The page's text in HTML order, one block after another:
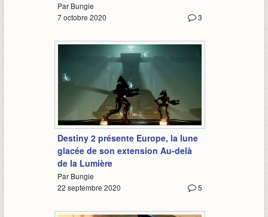
Par Bungie
3
7 octobre 2020
1:50
Destiny 2 présente Europe, la lune
glacée de son extension Au-delà
de la Lumière
Par Bungie
5
22 septembre 2020